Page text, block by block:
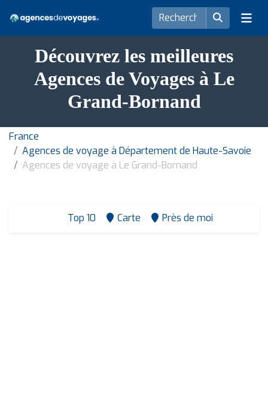
Découvrez les meilleures
Agences de Voyages à Le
Grand-Bornand
France
Agences de voyage à Département de Haute-Savoie
Agences de voyage à Le Grand-Bornand
Top 10 Carte Près de moi